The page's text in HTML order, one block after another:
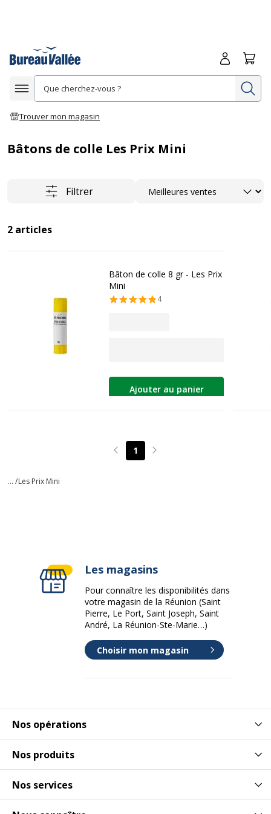
Afficher la navigation
Trouver mon magasin
Me
Bâtons de colle Les Prix Mini
Filtrer Trier
2 articles
Bâton de colle 8 gr - Les Prix
Mini
4
Ajouter au panier
Page précédente
1 Page suivante
... /Les Prix Mini
Nos opérations
Nos produits
Nos services
Les magasins
Pour connaître les disponibilités dans
votre magasin de la Réunion (Saint
Pierre, Le Port, Saint Joseph, Saint
André, La Réunion-Ste-Marie…)
Choisir mon magasin